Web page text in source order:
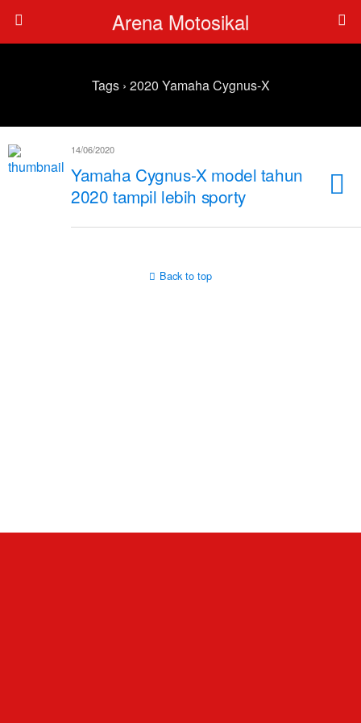
Arena Motosikal
Tags › 2020 Yamaha Cygnus-X
14/06/2020
Yamaha Cygnus-X model tahun
2020 tampil lebih sporty
Back to top